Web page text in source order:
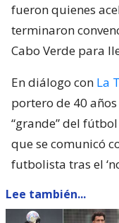
fueron quienes
terminaron
Cabo Verde para
En diálogo con La
portero de 40
“grande” del
que se comunicó
futbolista tras el
Lee también...